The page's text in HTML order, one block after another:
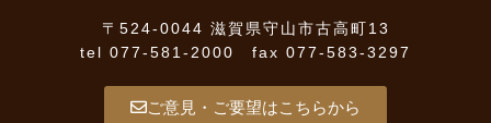
〒524-0044 滋賀県守山市古高町13
tel 077-581-2000 fax 077-583-3297
ご意見・ご要望はこちらから